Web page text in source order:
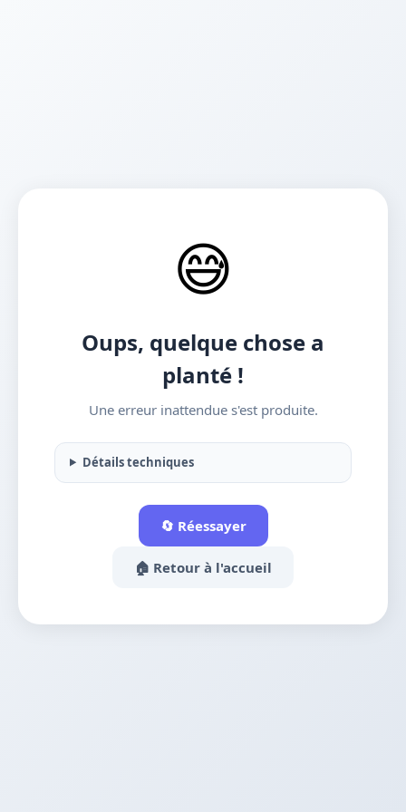
😅
Oups, quelque chose a
planté !
Une erreur inattendue s'est produite.
Détails techniques
🔄 Réessayer
🏠 Retour à l'accueil